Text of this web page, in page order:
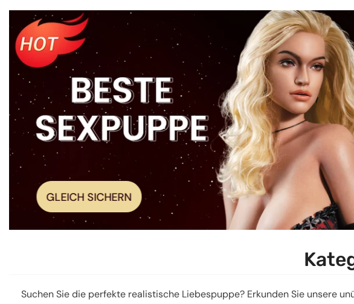
GLEICH SICHERN
Suchen Sie die perfekte realistische Liebespuppe? Erkunden Sie unsere